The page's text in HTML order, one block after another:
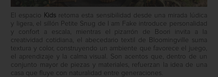
El espacio Kids retoma esta sensibilidad desde una mirada lúdica
y ligera, el sillón Petite Snug de I am Fake introduce personalidad
y confort a escala, mientras el pizarrón de Boori invita a la
creatividad cotidiana, el abecedario textil de Bloomingville suma
textura y color, construyendo un ambiente que favorece el juego,
el aprendizaje y la calma visual. Son acentos que, dentro de un
conjunto mayor de piezas y materiales, refuerzan la idea de una
casa que fluye con naturalidad entre generaciones.